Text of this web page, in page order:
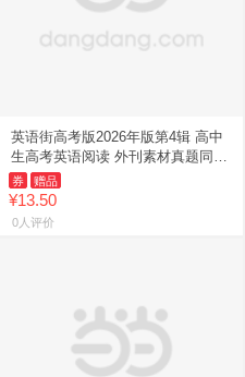
英语街高考版2026年版第4辑 高中
生高考英语阅读 外刊素材真题同源
分析 高考新题型专题训练原创模拟
试题
券 赠品
¥13.50
0人评价